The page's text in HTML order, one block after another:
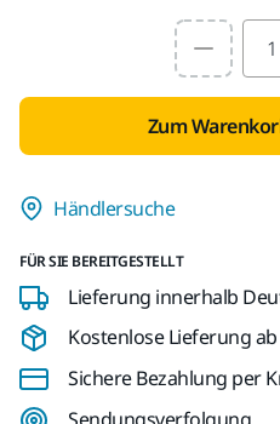
Select
Zum
Händlersuche
FÜR SIE BEREITGESTELLT
Lieferung innerhalb
Kostenlose Lieferung
Sichere Bezahlung per